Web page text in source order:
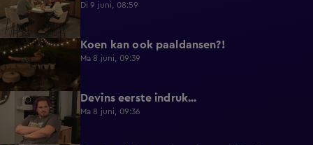
Di 9 juni, 08:59
0:38 Koen kan ook paaldansen?!
Ma 8 juni, 09:39
0:30 Devins eerste indruk...
Ma 8 juni, 09:36